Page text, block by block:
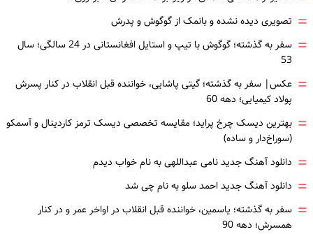
= تصویری دیده نشده و بانمک از گوگوش و پدرش
=
سفر به گذشته؛ گوگوش با تیپ و استایل افغانستانی در 24 سالگی؛ سال
53
= عکس| سفر به گذشته؛ گیتی پاشایی، خواننده قبل انقلاب در کنار پسرش
پولاد کیمیایی؛ دهه 60
= بهترین دیسک چرخ پراید؛ مقایسه تخصصی دیسک ترمز کاردینال و آسمکو
(سوراخ‌دار و ساده)
= دانلود آهنگ جدید نامی عبداللهی به نام خواب دیدم
= دانلود آهنگ جدید احمد سلو به نام چی شد
= سفر به گذشته؛ یاسمین، خواننده قبل انقلاب در اواخر عمر و در کنار
همسرش؛ دهه 90